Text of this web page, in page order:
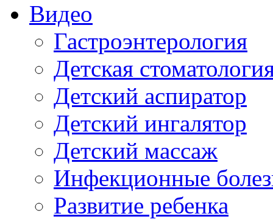
Видео
Гастроэнтерология
Детская
Детский аспиратор
Детский ингалятор
Детский массаж
Инфекционные
Развитие ребенка